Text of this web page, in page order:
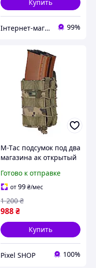
Купить
Інтернет-магазин "Оптових ЦІН" 99%
M-Tас подсумок под два
магазина ак открытый
подсумок для ак
открытый, подсумок
для магазинов ак
Готово к отправке
от99₴/мес
988₴
1 200 ₴
Купить
Pixel SHOP 100%